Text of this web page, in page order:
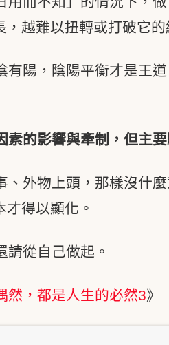
越難以扭轉或打破它的
有陽，陰陽平衡才是王
的影響與牽制，但主
外物上頭，那樣沒什
得以顯化。
請從自己做起。
然，都是人生的必然3》